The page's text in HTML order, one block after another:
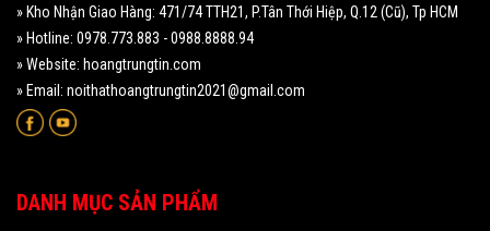
» Kho Nhận Giao Hàng: 471/74 TTH21, P.Tân Thới Hiệp, Q.12 (Cũ), Tp HCM
» Hotline: 0978.773.883 - 0988.8888.94
» Website: hoangtrungtin.com
» Email: noithathoangtrungtin2021@gmail.com
DANH MỤC SẢN PHẨM